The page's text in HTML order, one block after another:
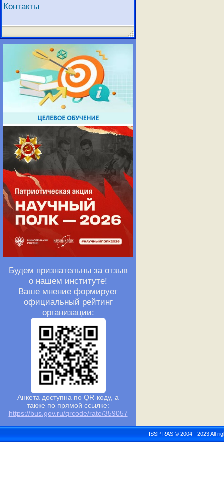
Контакты
Будем признательны за отзыв
о нашем институте!
Ваше мнение формирует
официальный рейтинг
организации:
Анкета доступна по QR-коду, а
также по прямой ссылке:
https://bus.gov.ru/qrcode/rate/359057
ISSP RAS © 2004 - 2023 All